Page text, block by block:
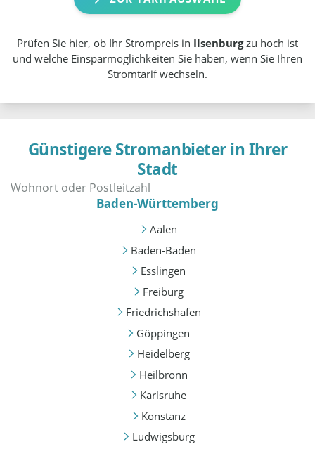
Prüfen Sie hier, ob Ihr Strompreis in Ilsenburgzu hoch ist
und welche Einsparmöglichkeiten Sie haben, wenn Sie Ihren
Stromtarif wechseln.
Günstigere Stromanbieter in Ihrer
Stadt
Baden-Württemberg
Aalen
Baden-Baden
Esslingen
Freiburg
Friedrichshafen
Göppingen
Heidelberg
Heilbronn
Karlsruhe
Konstanz
Ludwigsburg